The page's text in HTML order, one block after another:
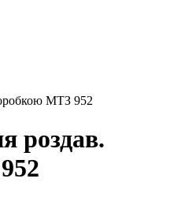
МТЗ 952
роздав.